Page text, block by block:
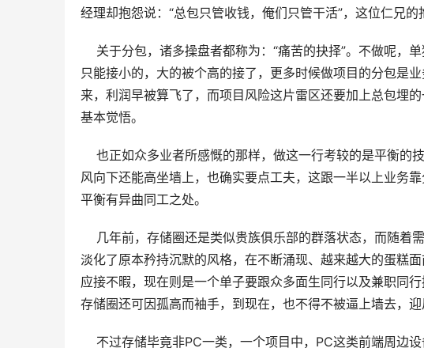
经理却抱怨说：“总包只管收钱，俺们只管干活”，这位仁兄
关于分包，诸多操盘者都称为：“痛苦的抉择”。不做呢，
只能接小的，大的被个高的接了，更多时候做项目的分包是
来，利润早被算飞了，而项目风险这片雷区还要加上总包埋
基本觉悟。
也正如众多业者所感慨的那样，做这一行考较的是平衡的
风向下还能高坐墙上，也确实要点工夫，这跟一半以上业务
平衡有异曲同工之处。
几年前，存储圈还是类似贵族俱乐部的群落状态，而随着
淡化了原本矜持沉默的风格，在不断涌现、越来越大的蛋糕
应接不暇，现在则是一个单子要跟众多面生同行以及兼职同
存储圈还可因孤高而袖手，到现在，也不得不被逼上墙去，迎
不过存储毕竟非PC一类，一个项目中，PC这类前端周边